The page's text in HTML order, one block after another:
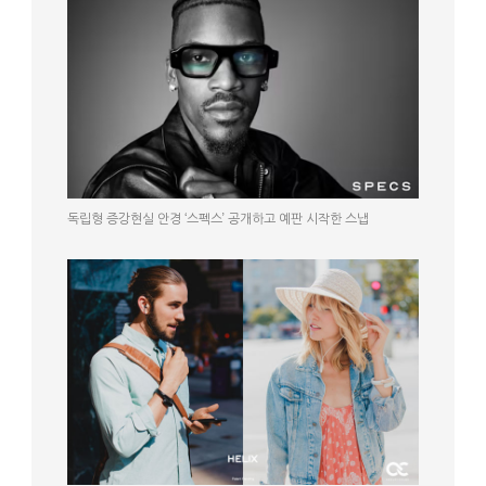
독립형 증강현실 안경 ‘스펙스’ 공개하고 예판 시작한 스냅